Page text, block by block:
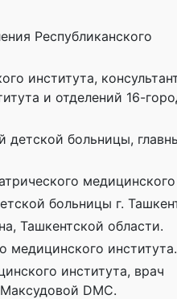
Республиканского
института,
и отделений 16-
больницы,
больницы г.
Ташкентской области.
медицинского института.
института, врач
DMC.